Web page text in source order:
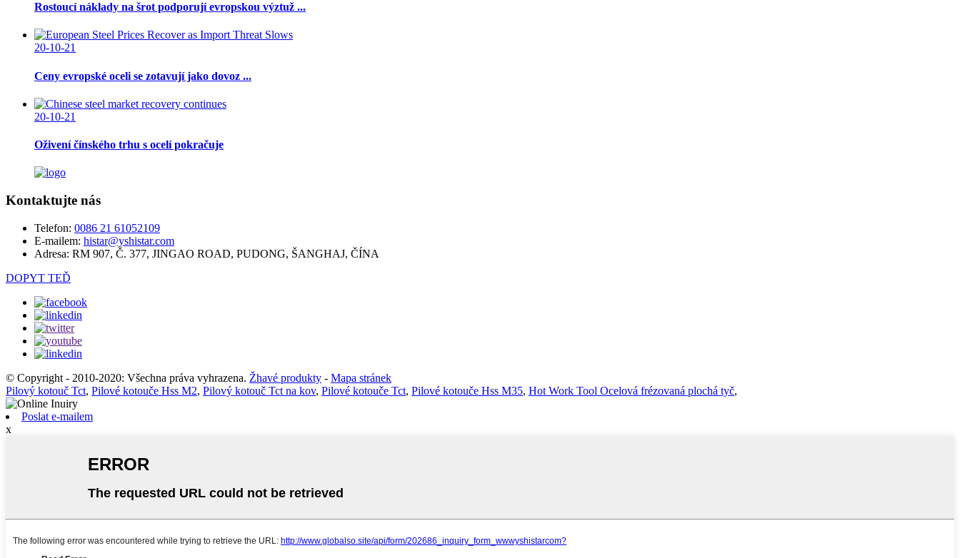
Rostoucí náklady na šrot podporují evropskou výztuž ...
20-10-21
Ceny evropské oceli se zotavují jako dovoz ...
20-10-21
Oživení čínského trhu s ocelí pokračuje
Kontaktujte nás
Telefon: 0086 21 61052109
E-mailem: histar@yshistar.com
Adresa: RM 907, Č. 377, JINGAO ROAD, PUDONG, ŠANGHAJ, ČÍNA
DOPYT TEĎ
© Copyright - 2010-2020: Všechna práva vyhrazena. Žhavé produkty - Mapa stránek
Pilový kotouč Tct, Pilové kotouče Hss M2, Pilový kotouč Tct na kov, Pilové kotouče Tct, Pilové kotouče Hss M35, Hot Work Tool Ocelová frézovaná plochá tyč,
Poslat e-mailem
x